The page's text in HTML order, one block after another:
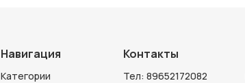
Навигация
Категории
Контакты
Тел: 89652172082